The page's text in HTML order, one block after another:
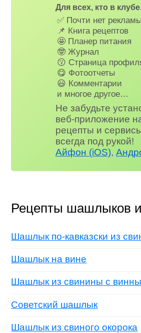
Для всех, кто в
✅ Почти нет рекламы
📌 Книга рецептов
🤩 Планер питания
🤓 Журнал
😗 Страница
😋 Фотоотчеты
😃 Комментарии
и многое другое…
Не забудьте
веб-приложение
рецепты и
всегда под рукой!
Айфон (iOS),
Рецепты шашлыков
Шашлык по-кавказски из
Шашлык на вине
Шашлык из свинины с
Советский шашлык
Шашлык из свиного окорока